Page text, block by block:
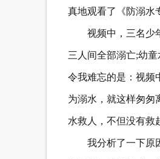
真地观看了《防溺水
视频中，三名少
三人间全部溺亡;幼
令我难忘的是：视频
为溺水，就这样匆匆
水救人，不但没有救
我分析了一下原